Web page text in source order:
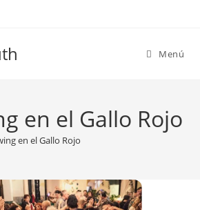
Menú
en el Gallo Rojo
en el Gallo Rojo